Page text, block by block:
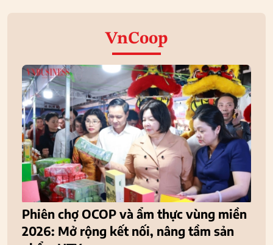
VnCoop
Phiên chợ OCOP và ẩm thực vùng miền
2026: Mở rộng kết nối, nâng tầm sản